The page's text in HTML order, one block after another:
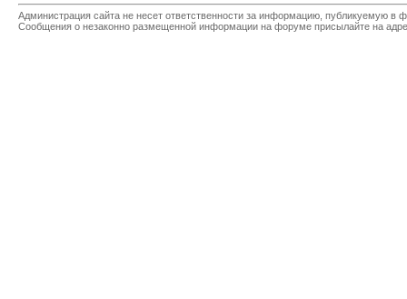
Администрация сайта не несет ответственности за информацию, публикуемую
Сообщения о незаконно размещенной информации на форуме присылайте на